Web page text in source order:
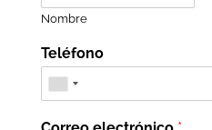
Nombre
Teléfono